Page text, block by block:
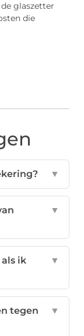
glaszetter
die
▼
▼
ik
▼
tegen
▼